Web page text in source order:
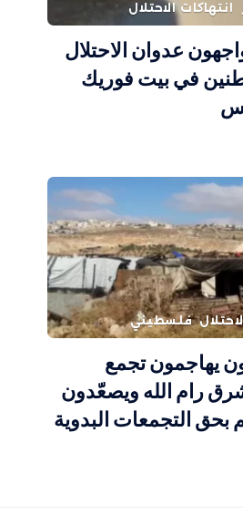
انتهاكات الاحتلال
عدوان الاحتلال
في بيت فوريك
فلسطيني
يهاجمون تجمع
شرق رام الله ويصعّدون
بحق التجمعات البدوية